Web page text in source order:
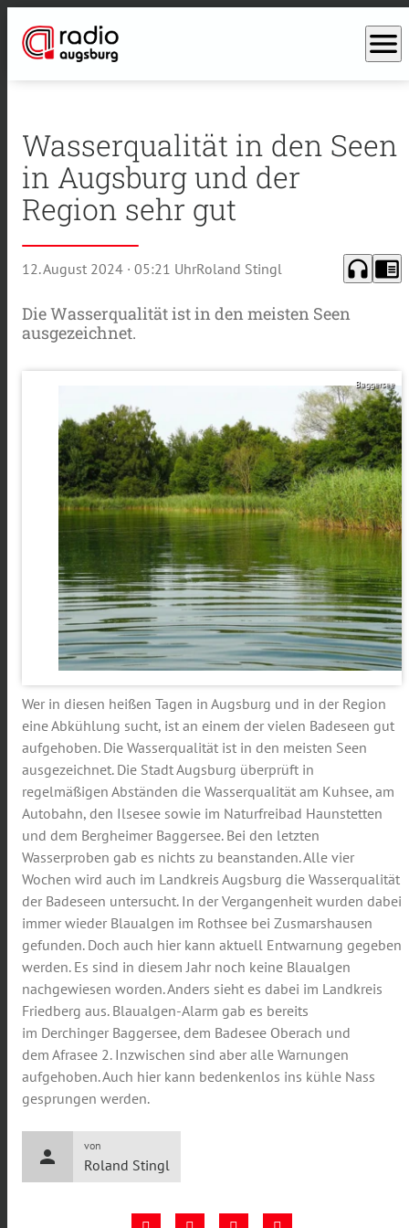
menu
Wasserqualität in den Seen
in Augsburg und der
Region sehr gut
12. August 2024 · 05:21 UhrRoland Stingl headphones chrome_reader_mode
Die Wasserqualität ist in den meisten Seen
ausgezeichnet.
Baggersee
Wer in diesen heißen Tagen in Augsburg und in der Region
eine Abkühlung sucht, ist an einem der vielen Badeseen gut
aufgehoben. Die Wasserqualität ist in den meisten Seen
ausgezeichnet. Die Stadt Augsburg überprüft in
regelmäßigen Abständen die Wasserqualität am Kuhsee, am
Autobahn, den Ilsesee sowie im Naturfreibad Haunstetten
und dem Bergheimer Baggersee. Bei den letzten
Wasserproben gab es nichts zu beanstanden. Alle vier
Wochen wird auch im Landkreis Augsburg die Wasserqualität
der Badeseen untersucht. In der Vergangenheit wurden dabei
immer wieder Blaualgen im Rothsee bei Zusmarshausen
gefunden. Doch auch hier kann aktuell Entwarnung gegeben
werden. Es sind in diesem Jahr noch keine Blaualgen
nachgewiesen worden. Anders sieht es dabei im Landkreis
Friedberg aus. Blaualgen-Alarm gab es bereits
im Derchinger Baggersee, dem Badesee Oberach und
dem Afrasee 2. Inzwischen sind aber alle Warnungen
aufgehoben. Auch hier kann bedenkenlos ins kühle Nass
gesprungen werden.
person
von
Roland Stingl